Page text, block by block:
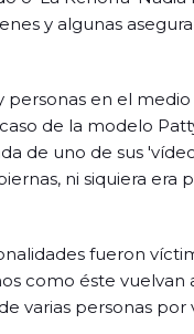
y algunas
en el
de la modelo
de uno de sus
ni siquiera era
fueron
como éste
varias personas